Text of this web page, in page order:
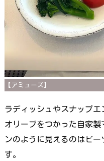
【アミューズ】
ラディッシュやスナップ
オリーブをつかった自家
ンのように見えるのはビ
す。